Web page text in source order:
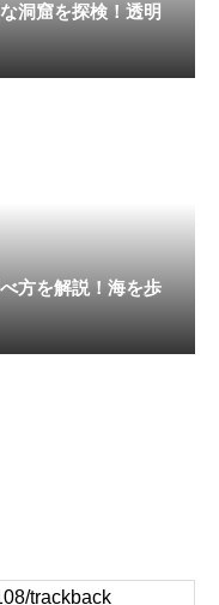
洞窟を探検！透明
方を解説！海を歩